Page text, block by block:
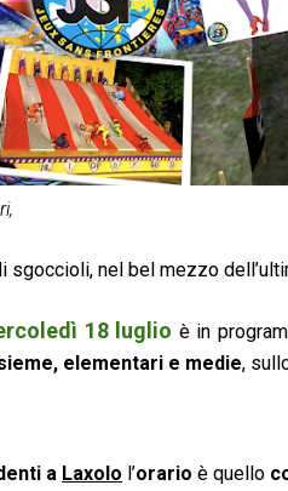
sgoccioli, nel bel mezzo
18 luglio è in
elementari e medie,
a Laxolo l’orario è quello